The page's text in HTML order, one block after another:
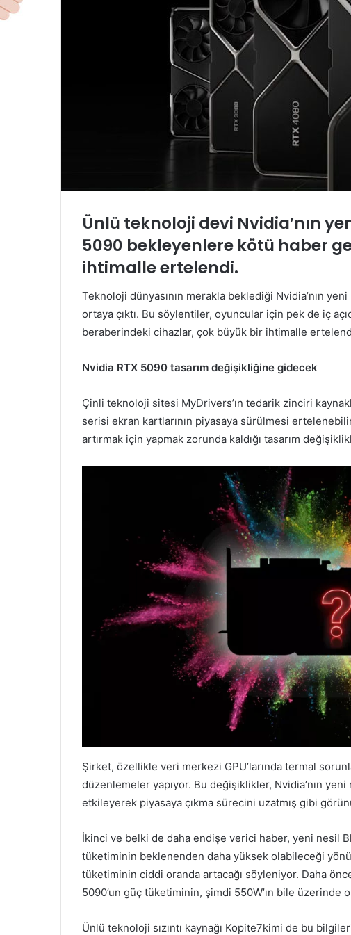
Ünlü teknoloji devi Nvidia’nın
5090 bekleyenlere kötü haber
ihtimalle ertelendi.
Teknoloji dünyasının merakla beklediği Nvidia’nın
ortaya çıktı. Bu söylentiler, oyuncular için pek de iç
beraberindeki cihazlar, çok büyük bir ihtimalle
Nvidia RTX 5090 tasarım değişikliğine gidecek
Çinli teknoloji sitesi MyDrivers’ın tedarik zinciri
serisi ekran kartlarının piyasaya sürülmesi
artırmak için yapmak zorunda kaldığı tasarım
Şirket, özellikle veri merkezi GPU’larında termal
düzenlemeler yapıyor. Bu değişiklikler, Nvidia’nın
etkileyerek piyasaya çıkma sürecini uzatmış gibi
İkinci ve belki de daha endişe verici haber, yeni nesil
tüketiminin beklenenden daha yüksek olabileceği
tüketiminin ciddi oranda artacağı söyleniyor. Daha
5090’un güç tüketiminin, şimdi 550W’ın bile üzerinde
Ünlü teknoloji sızıntı kaynağı Kopite7kimi de bu